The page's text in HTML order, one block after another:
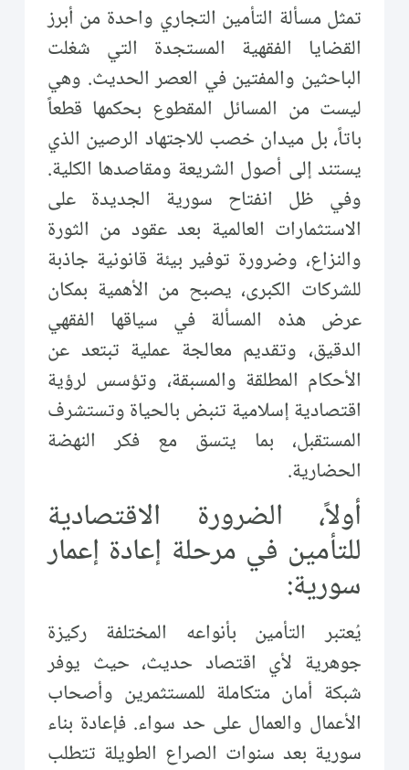
تمثل مسألة التأمين التجاري واحدة من أبرز
القضايا الفقهية المستجدة التي شغلت
الباحثين والمفتين في العصر الحديث. وهي
ليست من المسائل المقطوع بحكمها قطعاً
باتاً، بل ميدان خصب للاجتهاد الرصين الذي
يستند إلى أصول الشريعة ومقاصدها الكلية.
وفي ظل انفتاح سورية الجديدة على
الاستثمارات العالمية بعد عقود من الثورة
والنزاع، وضرورة توفير بيئة قانونية جاذبة
للشركات الكبرى، يصبح من الأهمية بمكان
عرض هذه المسألة في سياقها الفقهي
الدقيق، وتقديم معالجة عملية تبتعد عن
الأحكام المطلقة والمسبقة، وتؤسس لرؤية
اقتصادية إسلامية تنبض بالحياة وتستشرف
المستقبل، بما يتسق مع فكر النهضة
الحضارية.
أولاً، الضرورة الاقتصادية
للتأمين في مرحلة إعادة إعمار
سورية:
يُعتبر التأمين بأنواعه المختلفة ركيزة
جوهرية لأي اقتصاد حديث، حيث يوفر
شبكة أمان متكاملة للمستثمرين وأصحاب
الأعمال والعمال على حد سواء. فإعادة بناء
سورية بعد سنوات الصراع الطويلة تتطلب